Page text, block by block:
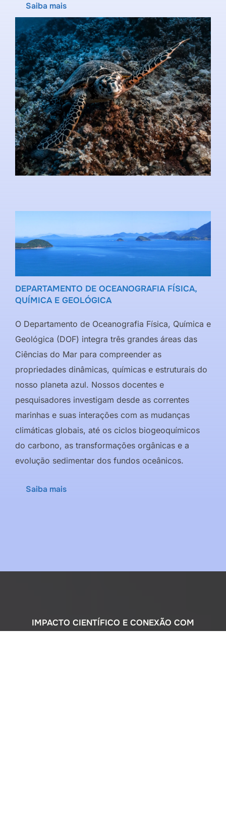
Saiba mais
DEPARTAMENTO DE OCEANOGRAFIA FÍSICA,
QUÍMICA E GEOLÓGICA
O Departamento de Oceanografia Física, Química e
Geológica (DOF) integra três grandes áreas das
Ciências do Mar para compreender as
propriedades dinâmicas, químicas e estruturais do
nosso planeta azul. Nossos docentes e
pesquisadores investigam desde as correntes
marinhas e suas interações com as mudanças
climáticas globais, até os ciclos biogeoquímicos
do carbono, as transformações orgânicas e a
evolução sedimentar dos fundos oceânicos.
Saiba mais
IMPACTO CIENTÍFICO E CONEXÃO COM
A SOCIEDADE